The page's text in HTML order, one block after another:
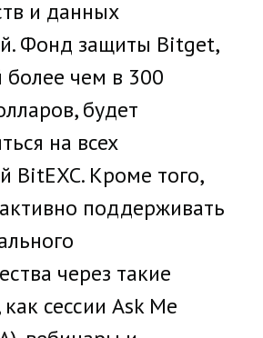
и данных
Фонд защиты Bitget,
чем в 300
будет
на всех
BitEXC. Кроме того,
поддерживать
через такие
сессии Ask Me